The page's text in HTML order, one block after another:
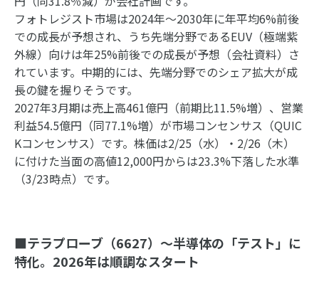
フォトレジスト市場は2024年～2030年に年平均6%前後
での成長が予想され、うち先端分野であるEUV（極端紫
外線）向けは年25%前後での成長が予想（会社資料）さ
れています。中期的には、先端分野でのシェア拡大が成
長の鍵を握りそうです。
2027年3月期は売上高461億円（前期比11.5%増）、営業
利益54.5億円（同77.1%増）が市場コンセンサス（QUIC
Kコンセンサス）です。株価は2/25（水）・2/26（木）
に付けた当面の高値12,000円からは23.3%下落した水準
（3/23時点）です。
■テラプローブ（6627）～半導体の「テスト」に
特化。2026年は順調なスタート